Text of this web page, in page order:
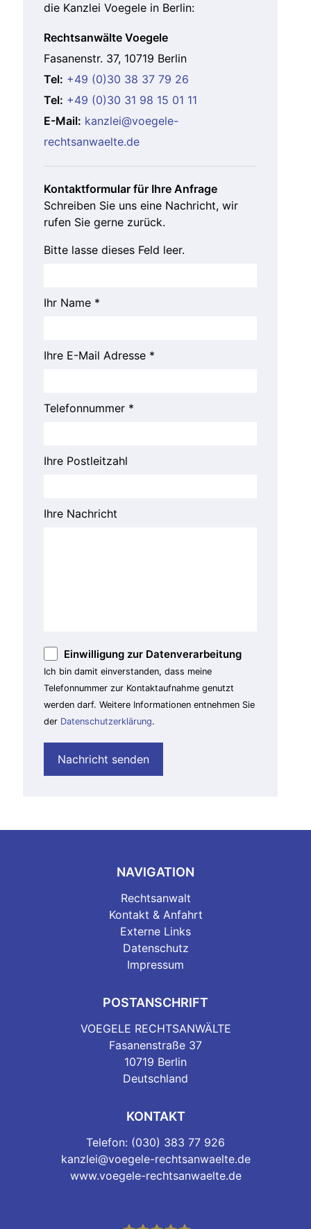
die Kanzlei Voegele in Berlin:
Rechtsanwälte Voegele
Fasanenstr. 37, 10719 Berlin
Tel: +49 (0)30 38 37 79 26
Tel: +49 (0)30 31 98 15 01 11
E-Mail: kanzlei@voegele-
rechtsanwaelte.de
Kontaktformular für Ihre Anfrage
Schreiben Sie uns eine Nachricht, wir
rufen Sie gerne zurück.
Bitte lasse dieses Feld leer.
Ihr Name *
Ihre E-Mail Adresse *
Telefonnummer *
Ihre Postleitzahl
Ihre Nachricht
Einwilligung zur Datenverarbeitung
Ich bin damit einverstanden, dass meine
Telefonnummer zur Kontaktaufnahme genutzt
werden darf. Weitere Informationen entnehmen Sie
der Datenschutzerklärung.
NAVIGATION
Rechtsanwalt
Kontakt & Anfahrt
Externe Links
Datenschutz
Impressum
POSTANSCHRIFT
VOEGELE RECHTSANWÄLTE
Fasanenstraße 37
10719 Berlin
Deutschland
KONTAKT
Telefon: (030) 383 77 926
kanzlei@voegele-rechtsanwaelte.de
www.voegele-rechtsanwaelte.de